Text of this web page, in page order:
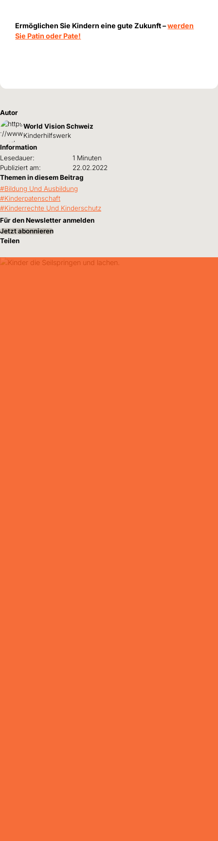
Ermöglichen Sie Kindern eine gute Zukunft –werden
Sie Patin oder Pate!
Autor
World Vision Schweiz
Kinderhilfswerk
Information
Lesedauer:
1 Minuten
Publiziert am:
22.02.2022
Themen in diesem Beitrag
Bildung Und Ausbildung
Kinderpatenschaft
Kinderrechte Und Kinderschutz
Für den Newsletter anmelden
Jetzt abonnieren
Teilen